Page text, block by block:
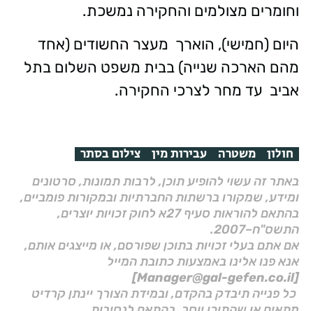
וחומרים מצולמים והחקירה נמשכת.
היום (חמישי), הוארך מעצר החשודים (אחד
מהם הארכה שנייה) בבית משפט השלום בתל
אביב עד מחר לצרכי החקירה.
חולון משטרה עבירות מין צילום בסתר
באתר זה עשוי להופיע תוכן, לרבות תמונות, סרטונים
ומידע, שמקורו ברשתות החברתיות ובמקורות פומביים,
בהתאם להוראות סעיף 27א לחוק זכויות יוצרים,
התשס"ח–2007.
אם אתם בעלי זכויות בתוכן שפורסם, או מייצגים אותם,
אנא פנו אלינו באמצעות כתובת המייל
[Manager@gal-gefen.co.il]
כל פנייה תיבדק בהקדם, ובמידת הצורך יינתן קרדיט